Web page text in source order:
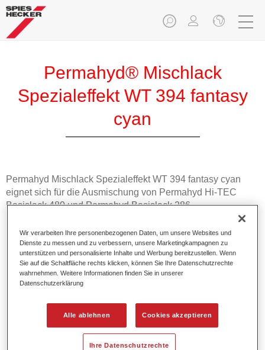
Permahyd® Mischlack
Spezialeffekt WT 394 fantasy
cyan
Permahyd Mischlack Spezialeffekt WT 394 fantasy cyan
eignet sich für die Ausmischung von Permahyd Hi-TEC
Basislack 480 und Permahyd Basislack 286.
Produktmerkmale
Einfach und schnell zu verarbeiten.
Bietet eine hohe Farbtongenauigkeit und gleichmäßige
Effektausrichtung.
Fördert kurze Prozesszeiten.
Ist sehr ergiebig.
Wird für die Reparatur von speziellen Effektfarbtönen in
Wir verarbeiten Ihre personenbezogenen Daten, um unsere Websites und
Dienste zu messen und zu verbessern, unsere Marketingkampagnen zu
unterstützen und personalisierte Inhalte und Werbung bereitzustellen. Wenn
Sie auf die Schaltfläche rechts klicken, können Sie Ihre Datenschutzrechte
wahrnehmen. Weitere Informationen finden Sie in unserer
Datenschutzerklärung
Alle ablehnen Cookies akzeptieren
Ihre Datenschutzrechte